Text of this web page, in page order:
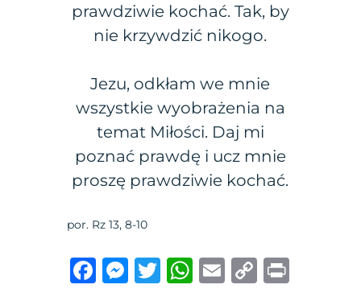
prawdziwie kochać. Tak, by
nie krzywdzić nikogo.
Jezu, odkłam we mnie
wszystkie wyobrażenia na
temat Miłości. Daj mi
poznać prawdę i ucz mnie
proszę prawdziwie kochać.
por. Rz 13, 8-10
F
M T
W E
C